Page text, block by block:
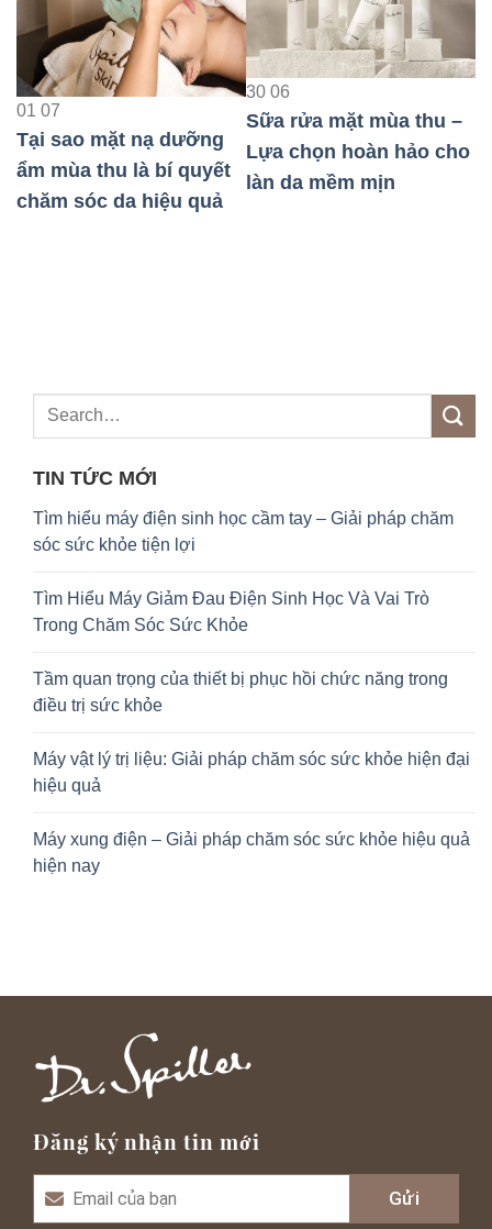
30 06
Sữa rửa mặt mùa thu –
Lựa chọn hoàn hảo cho
làn da mềm mịn
23 08
Bảo Vệ Da Nhạy Cảm
Khi Đi Máy Bay Hiệu
Quả Nhất
TIN TỨC MỚI
Tìm hiểu máy điện sinh học cầm tay – Giải pháp chăm
sóc sức khỏe tiện lợi
Tìm Hiểu Máy Giảm Đau Điện Sinh Học Và Vai Trò
Trong Chăm Sóc Sức Khỏe
Tầm quan trọng của thiết bị phục hồi chức năng trong
điều trị sức khỏe
Máy vật lý trị liệu: Giải pháp chăm sóc sức khỏe hiện đại
hiệu quả
Máy xung điện – Giải pháp chăm sóc sức khỏe hiệu quả
hiện nay
Đăng ký nhận tin mới